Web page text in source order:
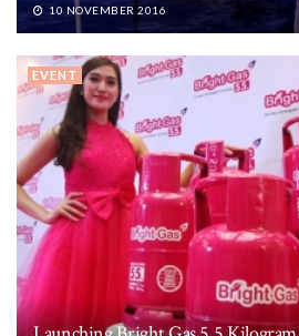
10 NOVEMBER 2016
EVENT